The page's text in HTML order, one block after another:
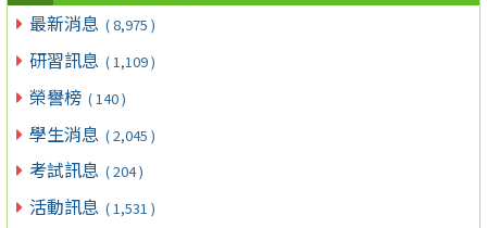
最新消息 ( 8,975 )
研習訊息 ( 1,109 )
榮譽榜 ( 140 )
學生消息 ( 2,045 )
考試訊息 ( 204 )
活動訊息 ( 1,531 )